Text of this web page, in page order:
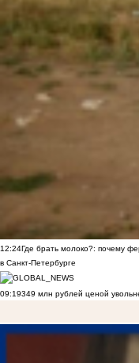
12:24Где брать молоко?: почему
в Санкт-Петербурге
09:19349 млн рублей ценой